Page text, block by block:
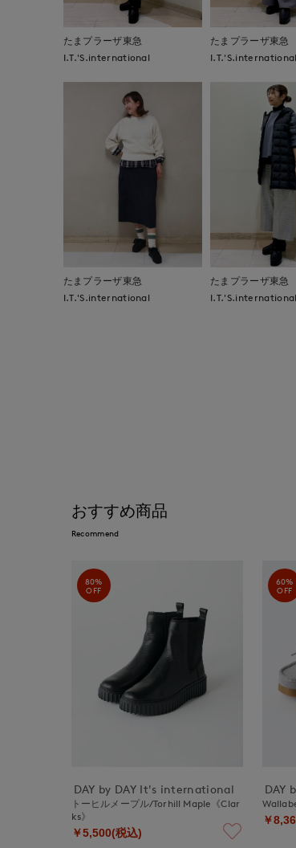
たまプラーザ東急
I.T.'S.international
たまプラーザ東急
I.T.'S.international
たまプラーザ東急
I.T.'S.international
たまプラーザ東急
I.T.'S.international
おすすめ商品
Recommend
80%
OFF
DAY by DAY It's international
トーヒルメープル/Torhill Maple《Clar
ks》
￥5,500(税込)
60%
OFF
DAY
￥